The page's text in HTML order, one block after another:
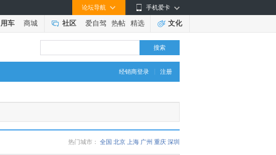
手机爱卡
论坛导航
用车 商城 社区 爱自驾 热帖 精选 文化
搜索
经销商登录 注册
热门城市： 全国 北京 上海 广州 重庆 深圳